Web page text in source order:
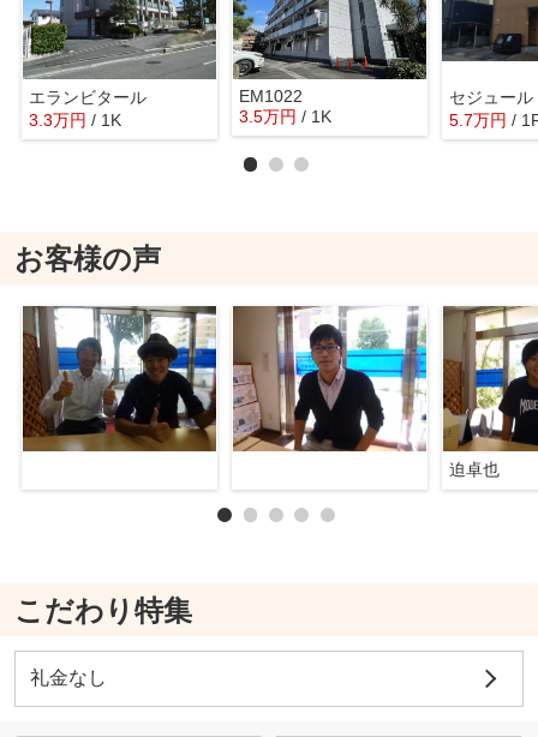
エランビタール
3.3万円 / 1K
EM1022
3.5万円 / 1K
セジュー
5.7万円 /
お客様の声
迫卓也
こだわり特集
礼金なし